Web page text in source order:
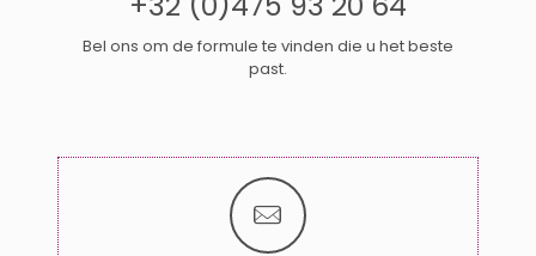
Bel ons om de formule te vinden die u het beste
past.